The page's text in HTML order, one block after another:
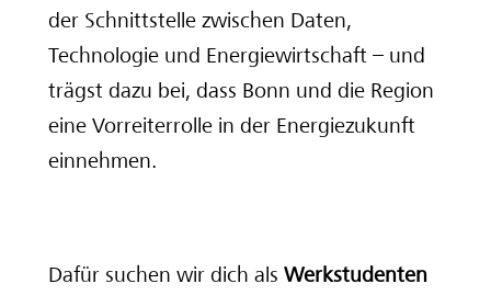
der Schnittstelle zwischen Daten,
Technologie und Energiewirtschaft – und
trägst dazu bei, dass Bonn und die Region
eine Vorreiterrolle in der Energiezukunft
einnehmen.
Dafür suchen wir dich als Werkstudenten